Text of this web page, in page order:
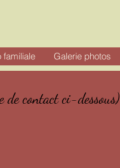
familiale Galerie photos
contact ci-dessous)